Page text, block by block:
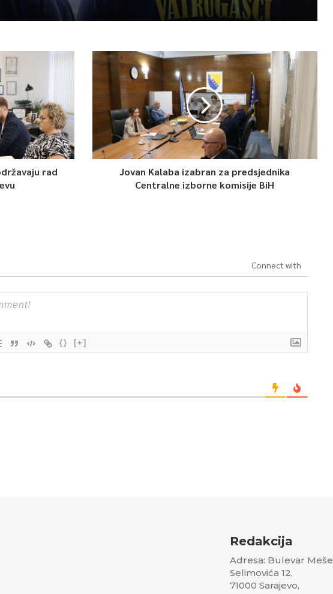
rad
Jovan Kalaba izabran za predsjednika
Centralne izborne komisije BiH
Connect with
{} [+]
Redakcija
Adresa: Bulevar Meše
Selimovića 12,
71000 Sarajevo,